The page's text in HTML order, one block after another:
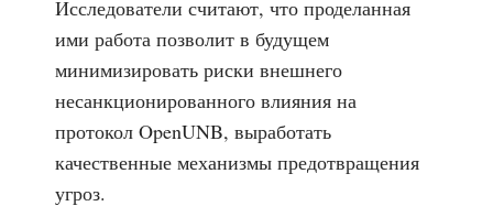
Исследователи считают, что проделанная
ими работа позволит в будущем
минимизировать риски внешнего
несанкционированного влияния на
протокол OpenUNB, выработать
качественные механизмы предотвращения
угроз.